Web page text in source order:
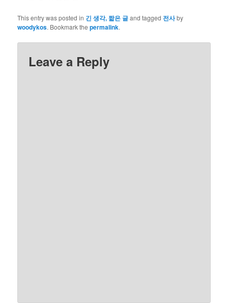
This entry was posted in 긴 생각, 짧은 글and tagged 전사by
woodykos. Bookmark thepermalink.
Leave a Reply